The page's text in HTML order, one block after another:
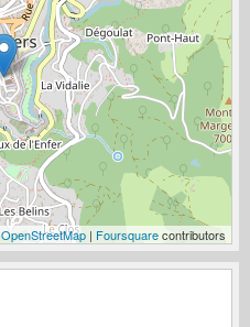
OpenStreetMap | Foursquarecontributors